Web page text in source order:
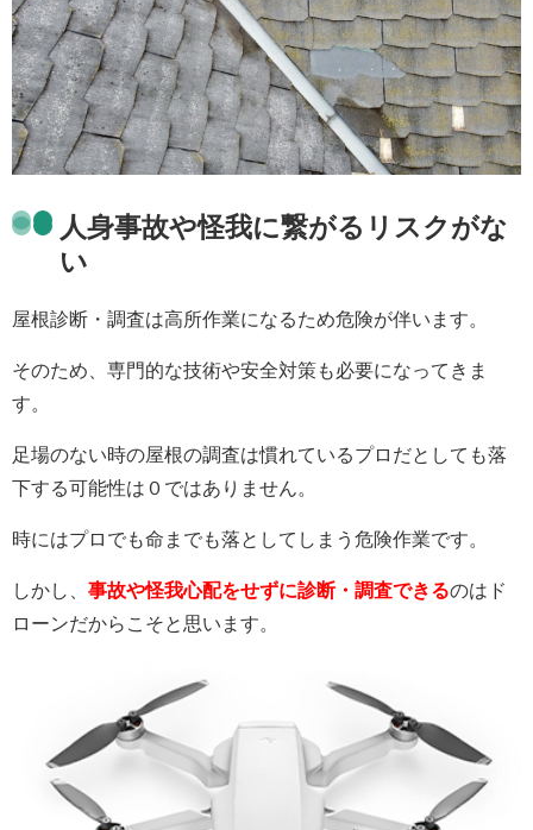
人身事故や怪我に繋がるリスクがな
い
屋根診断・調査は高所作業になるため危険が伴います。
そのため、専門的な技術や安全対策も必要になってきま
す。
足場のない時の屋根の調査は慣れているプロだとしても落
下する可能性は０ではありません。
時にはプロでも命までも落としてしまう危険作業です。
しかし、 事故や怪我心配をせずに診断・調査できるのはド
ローンだからこそと思います。